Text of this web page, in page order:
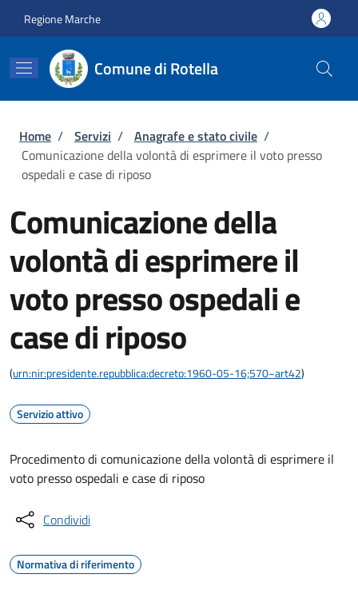
Regione Marche
Comune di Rotella
Briciole di pane
Home / Servizi / Anagrafe e stato civile /
Comunicazione della volontà di esprimere il voto presso
ospedali e case di riposo
Comunicazione della
volontà di esprimere il
voto presso ospedali e
case di riposo
(urn:nir:presidente.repubblica:decreto:1960-05-16;570~art42)
Servizio attivo
Procedimento di comunicazione della volontà di esprimere il
voto presso ospedali e case di riposo
Condividi
Normativa di riferimento